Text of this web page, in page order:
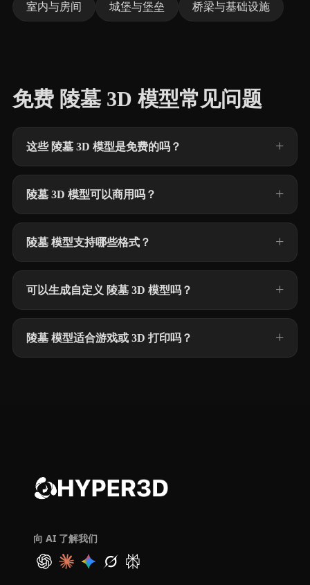
室内与房间 城堡与堡垒 桥梁与基础设施
免费 陵墓 3D 模型常见问题
这些 陵墓 3D 模型是免费的吗？
陵墓 3D 模型可以商用吗？
陵墓 模型支持哪些格式？
可以生成自定义 陵墓 3D 模型吗？
陵墓 模型适合游戏或 3D 打印吗？
向 AI 了解我们